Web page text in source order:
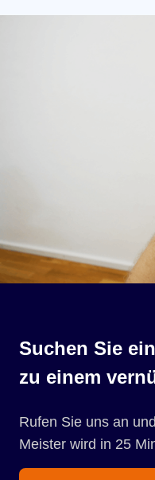
Suchen Sie
zu einem
Rufen Sie uns an
Meister wird in 25